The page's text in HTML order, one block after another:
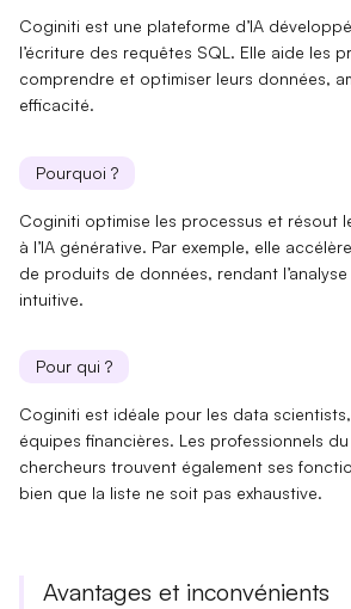
Coginiti est une plateforme d’IA
l’écriture des requêtes SQL . Elle aide les
comprendre et optimiser leurs données,
efficacité.
Pourquoi ?
Coginiti optimise les processus et résout
à l’IA générative. Par exemple, elle
de produits de données, rendant
intuitive.
Pour qui ?
Coginiti est idéale pour les data
équipes financières. Les professionnels
chercheurs trouvent également ses
bien que la liste ne soit pas exhaustive.
Avantages et inconvénients